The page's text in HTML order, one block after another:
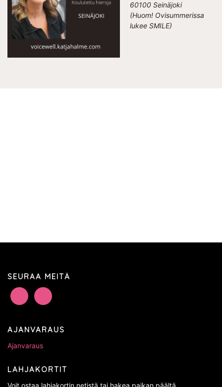
60100 Seinäjoki
(Huom! Ovisummerissa
lukee SMILE)
SEURAA MEITÄ
AJANVARAUS
Ajanvaraus
LAHJAKORTIT
Voit ostaa lahjakortin netistä tai hakea paikan päältä.